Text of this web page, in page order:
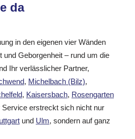
da
in den eigenen vier Wänden
und Geborgenheit – rund um die
Ihr verlässlicher Partner,
, Michelbach (Bilz),
, Kaisersbach, Rosengarten
Service erstreckt sich nicht nur
und Ulm, sondern auf ganz